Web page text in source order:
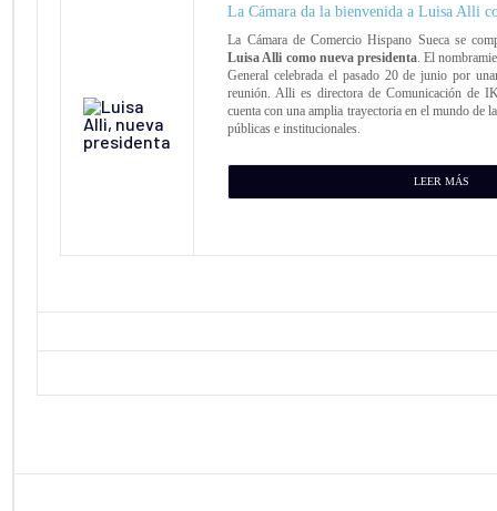
La Cámara da la bienvenida a Luisa Alli
La Cámara de Comercio Hispano Sueca se
Luisa Alli como nueva presidenta . El
General celebrada el pasado 20 de junio por
reunión. Alli es directora de Comunicación de
cuenta con una amplia trayectoria en el mundo de
públicas e institucionales.
LEER MÁS